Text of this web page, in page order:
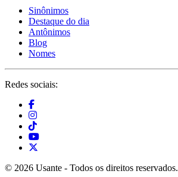
Sinônimos
Destaque do dia
Antônimos
Blog
Nomes
Redes sociais:
© 2026 Usante - Todos os direitos reservados.